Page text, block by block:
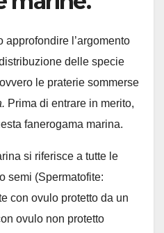
approfondire l’argomento
delle specie
le praterie sommerse
Prima di entrare in merito,
fanerogama marina.
si riferisce a tutte le
semi (Spermatofite:
con ovulo protetto da un
ovulo non protetto